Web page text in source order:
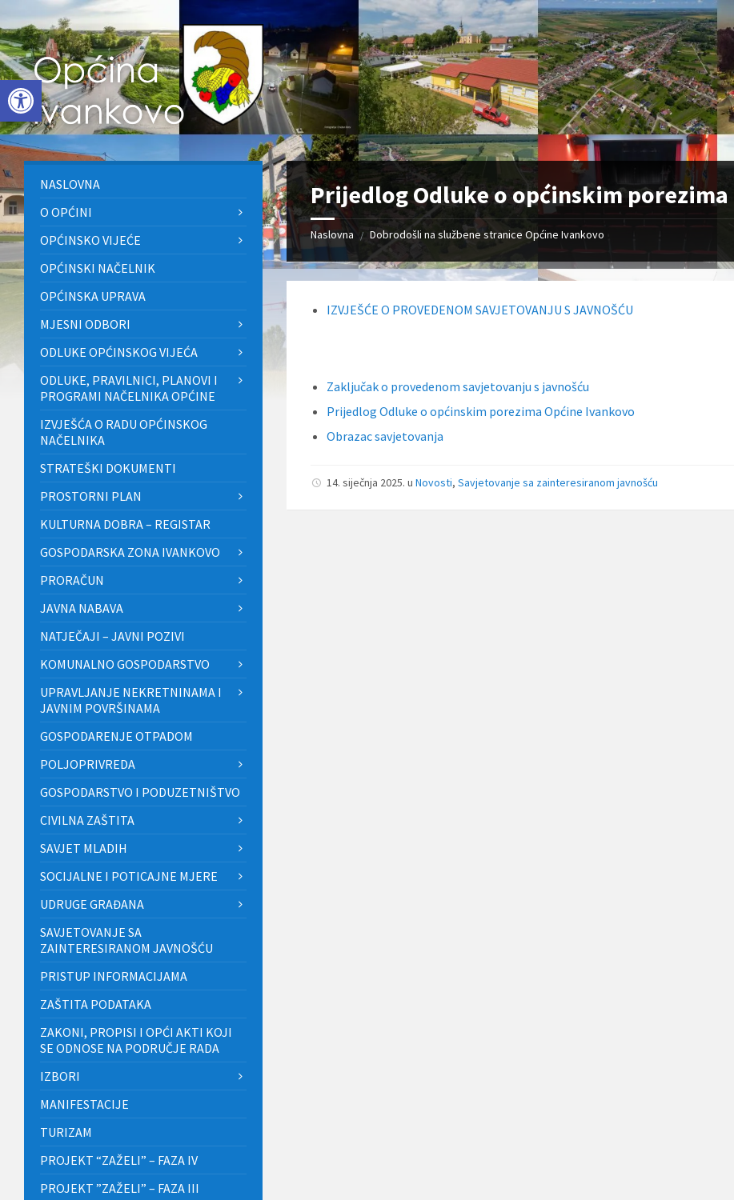
Open toolbar
to
content
to
left
sidebar
to
footer
Prijedlog Odluke o općinskim
Naslovna / Dobrodošli na službene stranice Općine Ivankovo
IZVJEŠĆE O PROVEDENOM SAVJETOVANJU S JAVNOŠĆU
Zaključak o provedenom savjetovanju s javnošću
Prijedlog Odluke o općinskim porezima Općine Ivankovo
Obrazac savjetovanja
14. siječnja 2025.uNovosti,Savjetovanje sa zainteresiranom javnošću
NASLOVNA
O OPĆINI
OPĆINSKO VIJEĆE
OPĆINSKI NAČELNIK
OPĆINSKA UPRAVA
MJESNI ODBORI
ODLUKE OPĆINSKOG VIJEĆA
ODLUKE, PRAVILNICI, PLANOVI I
PROGRAMI NAČELNIKA OPĆINE
IZVJEŠĆA O RADU OPĆINSKOG
NAČELNIKA
STRATEŠKI DOKUMENTI
PROSTORNI PLAN
KULTURNA DOBRA – REGISTAR
GOSPODARSKA ZONA IVANKOVO
PRORAČUN
JAVNA NABAVA
NATJEČAJI – JAVNI POZIVI
KOMUNALNO GOSPODARSTVO
UPRAVLJANJE NEKRETNINAMA I
JAVNIM POVRŠINAMA
GOSPODARENJE OTPADOM
POLJOPRIVREDA
GOSPODARSTVO I PODUZETNIŠTVO
CIVILNA ZAŠTITA
SAVJET MLADIH
SOCIJALNE I POTICAJNE MJERE
UDRUGE GRAĐANA
SAVJETOVANJE SA
ZAINTERESIRANOM JAVNOŠĆU
PRISTUP INFORMACIJAMA
ZAŠTITA PODATAKA
ZAKONI, PROPISI I OPĆI AKTI KOJI
SE ODNOSE NA PODRUČJE RADA
IZBORI
MANIFESTACIJE
TURIZAM
PROJEKT “ZAŽELI” – FAZA IV
PROJEKT ”ZAŽELI” – FAZA III